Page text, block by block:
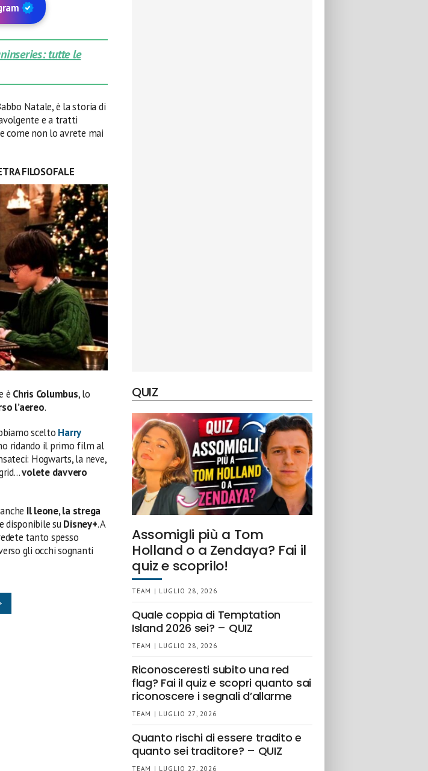
tutte le
Natale, è la storia di
e a tratti
come non lo avrete mai
FILOSOFALE
è Chris Columbus, lo
l’aereo.
scelto Harry
ridando il primo film al
Hogwarts, la neve,
volete davvero
Il leone, la strega
disponibile suDisney+. A
tanto spesso
gli occhi sognanti
QUIZ
Assomigli più a Tom
Holland o a Zendaya? Fai il
quiz e scoprilo!
TEAM | LUGLIO 28, 2026
Quale coppia di Temptation
Island 2026 sei? – QUIZ
TEAM | LUGLIO 28, 2026
Riconosceresti subito una red
flag? Fai il quiz e scopri quanto sai
riconoscere i segnali d’allarme
TEAM | LUGLIO 27, 2026
Quanto rischi di essere tradito e
quanto sei traditore? – QUIZ
TEAM | LUGLIO 27, 2026